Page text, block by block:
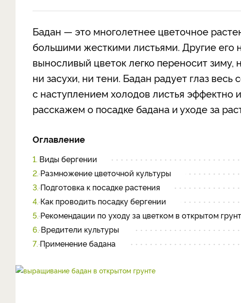
Бадан — это многолетнее цветочное
большими жесткими листьями. Другие его
выносливый цветок легко переносит
ни засухи, ни тени. Бадан радует глаз
с наступлением холодов листья эффектно
расскажем о посадке бадана и уходе за
Оглавление
1. Виды бергении
2. Размножение цветочной культуры
3. Подготовка к посадке растения
4. Как проводить посадку бергении
5. Рекомендации по уходу за цветком в открытом
6. Вредители культуры
7. Применение бадана